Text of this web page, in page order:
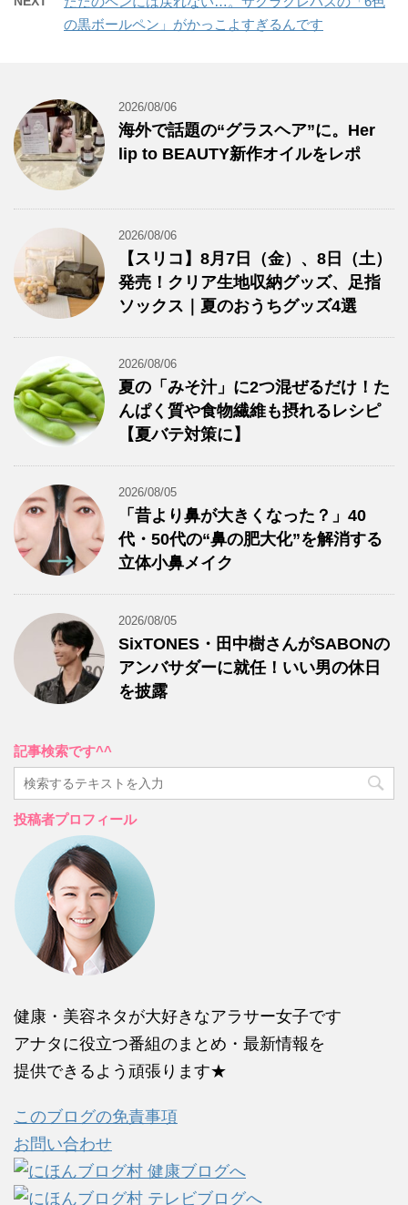
の黒ボールペン」がかっこよすぎるんです
2026/08/06
海外で話題の“グラスヘア”に。Her
lip to BEAUTY新作オイルをレポ
2026/08/06
【スリコ】8月7日（金）、8日（土）
発売！クリア生地収納グッズ、足指
ソックス｜夏のおうちグッズ4選
2026/08/06
夏の「みそ汁」に2つ混ぜるだけ！た
んぱく質や食物繊維も摂れるレシピ
【夏バテ対策に】
2026/08/05
「昔より鼻が大きくなった？」40
代・50代の“鼻の肥大化”を解消する
立体小鼻メイク
2026/08/05
SixTONES・田中樹さんがSABONの
アンバサダーに就任！いい男の休日
を披露
記事検索です^^
投稿者プロフィール
健康・美容ネタが大好きなアラサー女子です
アナタに役立つ番組のまとめ・最新情報を
提供できるよう頑張ります★
このブログの免責事項
お問い合わせ